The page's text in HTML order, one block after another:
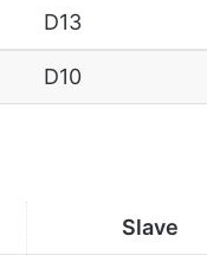
D13
D10
Slave